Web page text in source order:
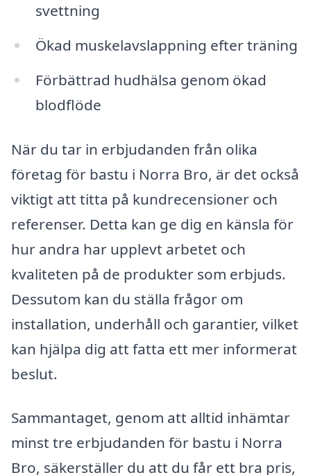
svettning
Ökad muskelavslappning efter träning
Förbättrad hudhälsa genom ökad
blodflöde
När du tar in erbjudanden från olika
företag för bastu i Norra Bro, är det också
viktigt att titta på kundrecensioner och
referenser. Detta kan ge dig en känsla för
hur andra har upplevt arbetet och
kvaliteten på de produkter som erbjuds.
Dessutom kan du ställa frågor om
installation, underhåll och garantier, vilket
kan hjälpa dig att fatta ett mer informerat
beslut.
Sammantaget, genom att alltid inhämtar
minst tre erbjudanden för bastu i Norra
Bro, säkerställer du att du får ett bra pris,